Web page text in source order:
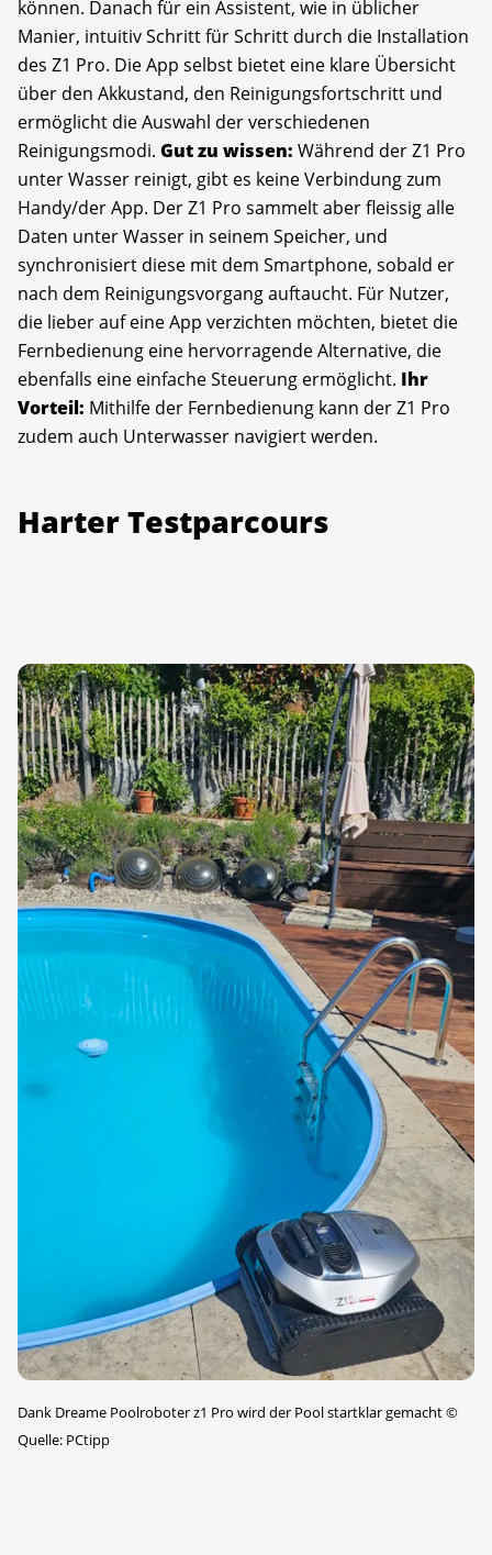
können. Danach für ein Assistent, wie in üblicher
Manier, intuitiv Schritt für Schritt durch die Installation
des Z1 Pro. Die App selbst bietet eine klare Übersicht
über den Akkustand, den Reinigungsfortschritt und
ermöglicht die Auswahl der verschiedenen
Reinigungsmodi. Gut zu wissen: Während der Z1 Pro
unter Wasser reinigt, gibt es keine Verbindung zum
Handy/der App. Der Z1 Pro sammelt aber fleissig alle
Daten unter Wasser in seinem Speicher, und
synchronisiert diese mit dem Smartphone, sobald er
nach dem Reinigungsvorgang auftaucht. Für Nutzer,
die lieber auf eine App verzichten möchten, bietet die
Fernbedienung eine hervorragende Alternative, die
ebenfalls eine einfache Steuerung ermöglicht. Ihr
Vorteil: Mithilfe der Fernbedienung kann der Z1 Pro
zudem auch Unterwasser navigiert werden.
Harter Testparcours
Dank Dreame Poolroboter z1 Pro wird der Pool startklar gemacht©
Quelle: PCtipp